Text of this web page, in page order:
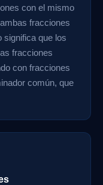
con el mismo
fracciones
significa que los
fracciones
con fracciones
común, que